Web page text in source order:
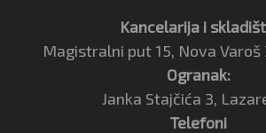
Kancelarija i
Magistralni put 15, Nova Varoš
Ogranak:
Janka Stajčića 3,
Telefoni